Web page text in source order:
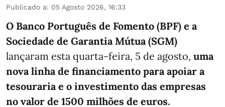
Publicado a: 05 Agosto 2026, 16:33
O Banco Português de Fomento (BPF) e a
Sociedade de Garantia Mútua (SGM)
lançaram esta quarta-feira, 5 de agosto, uma
nova linha de financiamento para apoiar a
tesouraria e o investimento das empresas
no valor de 1500 milhões de euros.